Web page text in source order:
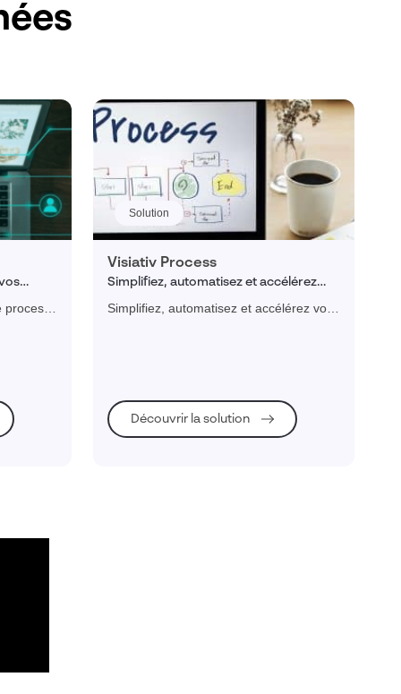
Solution
Visiativ Process
Simplifiez, automatisez et accélérez
vos workflows métiers
Simplifiez, automatisez et accélérez vos
Découvrir la solution